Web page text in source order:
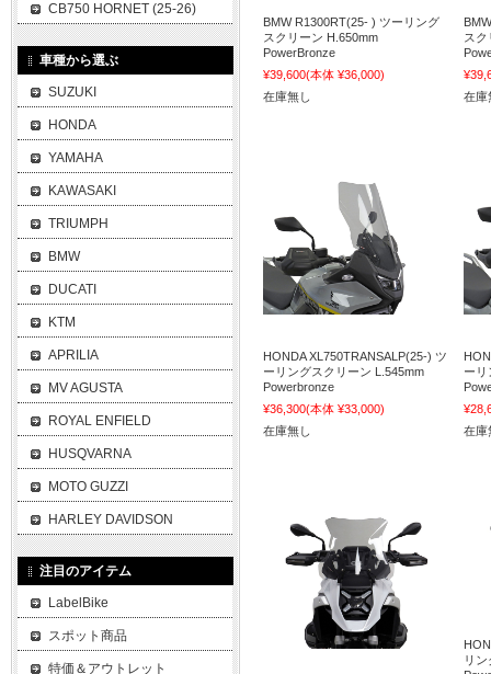
BMW R1300RT(25- ) ツーリング
スクリーン H.650mm
PowerBronze
¥39,600(本体 ¥36,000)
在庫無し
スク
在庫
HONDA XL750TRANSALP(25-) ツ
ーリングスクリーン L.545mm
Powerbronze
¥36,300(本体 ¥33,000)
在庫無し
ーリ
在庫
リ
CB750 HORNET (25-26)
車種から選ぶ
SUZUKI
HONDA
YAMAHA
KAWASAKI
TRIUMPH
BMW
DUCATI
KTM
APRILIA
MV AGUSTA
ROYAL ENFIELD
HUSQVARNA
MOTO GUZZI
HARLEY DAVIDSON
注目のアイテム
LabelBike
スポット商品
特価＆アウトレット